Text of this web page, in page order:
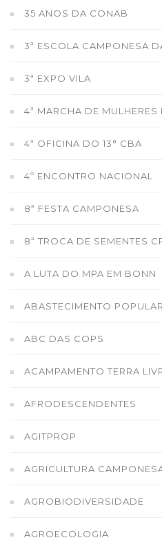
35 ANOS DA CONAB
3ª ESCOLA CAMPONESA
3ª EXPO VILA
4ª MARCHA DE MULHERES
4ª OFICINA DO 13° CBA
4º ENCONTRO NACIONAL
8ª FESTA CAMPONESA
8ª TROCA DE SEMENTES
A LUTA DO MPA EM BONN
ABASTECIMENTO POPULAR
ABC DAS COPS
ACAMPAMENTO TERRA
AFRODESCENDENTES
AGITPROP
AGRICULTURA
AGROBIODIVERSIDADE
AGROECOLOGIA